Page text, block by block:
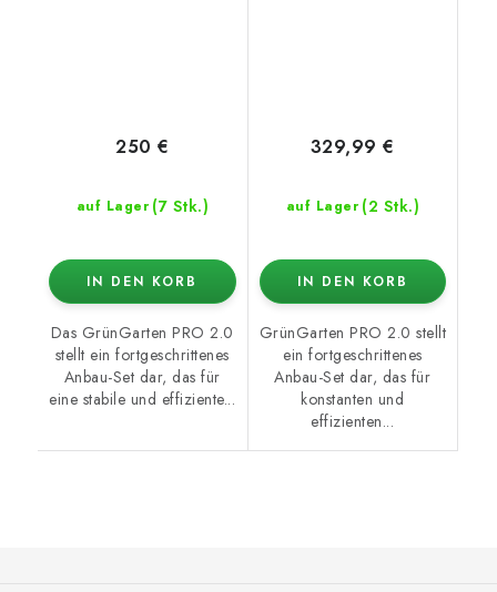
auf Lager (7 Stk.)
250 €
IN DEN KORB
Das GrünGarten PRO 2.0
stellt ein fortgeschrittenes
Anbau-Set dar, das für
eine stabile und effiziente...
auf Lager (2 Stk.)
329,99 €
IN DEN KORB
GrünGarten PRO 2.0 stellt
ein fortgeschrittenes
Anbau-Set dar, das für
konstanten und
effizienten...